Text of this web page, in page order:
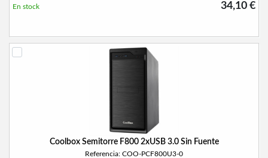
34,10 €
En stock
Coolbox Semitorre F800 2xUSB 3.0 Sin Fuente
Referencia: COO-PCF800U3-0